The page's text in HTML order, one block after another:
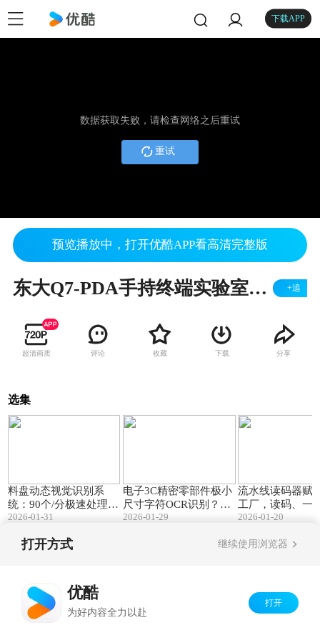
下载APP
数据获取失败，请检查网络之后重试
重试
预览播放中，打开优酷APP看高清完整版
东大Q7-PDA手持终端实验室测试-防尘测试.mp4 +追
超清画质 评论 收藏 下载 分享
选集
料盘动态视觉识别系
统：90个/分极速处理，
500ms单盘响应，精准
能比对、一键停线、全
2026-01-31
电子3C精密零部件极小
尺寸字符OCR识别？选
AI 智能PDA！字符数据
统，工业级硬件更靠
2026-01-29
流水线读码器赋
工厂，读码、一
追溯、防重码一
2026-01-20
打开方式 继续使用浏览器
优酷
为好内容全力以赴
打开